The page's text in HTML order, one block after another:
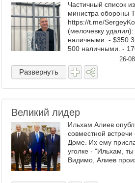
Частичный список
министра обороны
https://t.me/
(мелочевку
наличными. - $350
500 наличными. -
- 30 картин и 10
культурную ...
26-
Развернуть
Великий лидер
Ильхам Алиев
совместной
Доме. Их ему
уголке - "Ильхам, ты
Видимо, Алиев